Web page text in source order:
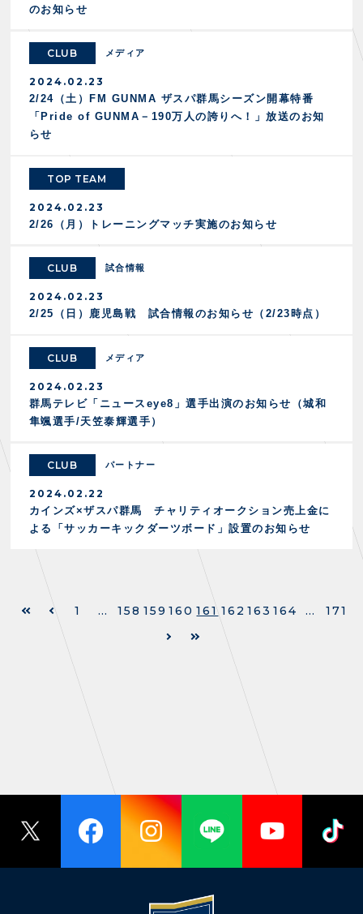
のお知らせ
CLUB メディア
2024.02.23
2/24（土）FM GUNMA ザスパ群馬シーズン開幕特番
「Pride of GUNMA－190万人の誇りへ！」放送のお知
らせ
TOP TEAM
2024.02.23
2/26（月）トレーニングマッチ実施のお知らせ
CLUB 試合情報
2024.02.23
2/25（日）鹿児島戦 試合情報のお知らせ（2/23時点）
CLUB メディア
2024.02.23
群馬テレビ「ニュースeye8」選手出演のお知らせ（城和
隼颯選手/天笠泰輝選手）
CLUB パートナー
2024.02.22
カインズ×ザスパ群馬 チャリティオークション売上金に
よる「サッカーキックダーツボード」設置のお知らせ
1 … 158 159 160 161 162 163 164 … 171